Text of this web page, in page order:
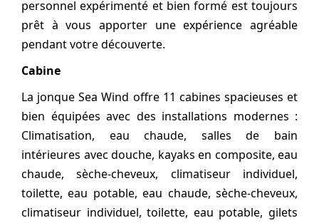
personnel expérimenté et bien formé est toujours
prêt à vous apporter une expérience agréable
pendant votre découverte.
Cabine
La jonque Sea Wind offre 11 cabines spacieuses et
bien équipées avec des installations modernes :
Climatisation, eau chaude, salles de bain
intérieures avec douche, kayaks en composite, eau
chaude, sèche-cheveux, climatiseur individuel,
toilette, eau potable, eau chaude, sèche-cheveux,
climatiseur individuel, toilette, eau potable, gilets